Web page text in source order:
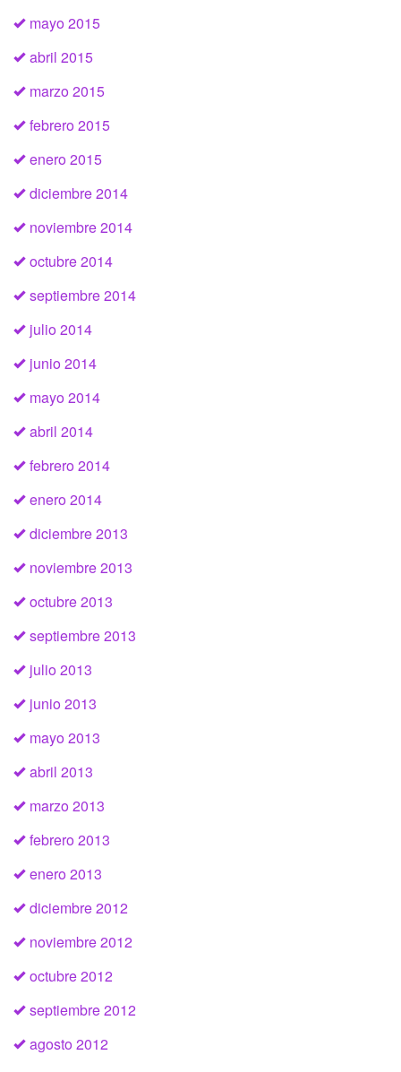
mayo 2015
abril 2015
marzo 2015
febrero 2015
enero 2015
diciembre 2014
noviembre 2014
octubre 2014
septiembre 2014
julio 2014
junio 2014
mayo 2014
abril 2014
febrero 2014
enero 2014
diciembre 2013
noviembre 2013
octubre 2013
septiembre 2013
julio 2013
junio 2013
mayo 2013
abril 2013
marzo 2013
febrero 2013
enero 2013
diciembre 2012
noviembre 2012
octubre 2012
septiembre 2012
agosto 2012